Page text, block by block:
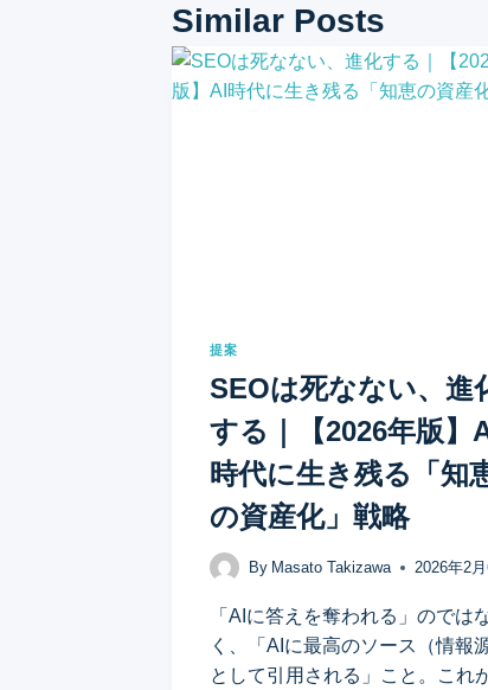
ビ
ゲ
Similar Posts
提案
SEOは死なない、進
する｜【2026年版】
時代に生き残る「知
の資産化」戦略
By Masato Takizawa 2026年2月
「AIに答えを奪われる」のでは
く、「AIに最高のソース（情報源
として引用される」こと。これ